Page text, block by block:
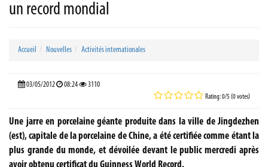
un record mondial
Accueil Nouvelles Activités internationales
03/05/2012 08:24 3110
Rating: 0/5 (0 votes)
Une jarre en porcelaine géante produite dans la ville de Jingdezhen
(est), capitale de la porcelaine de Chine, a été certifiée comme étant la
plus grande du monde, et dévoilée devant le public mercredi après
avoir obtenu certificat du Guinness World Record.